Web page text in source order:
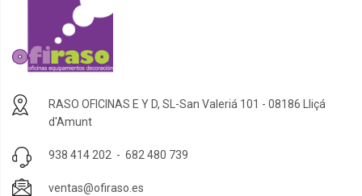
RASO OFICINAS E Y D, SL-San Valeriá 101 - 08186 Lliçá
d'Amunt
938 414 202 - 682 480 739
ventas@ofiraso.es